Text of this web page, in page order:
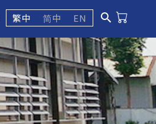
search
繁中 简中 EN